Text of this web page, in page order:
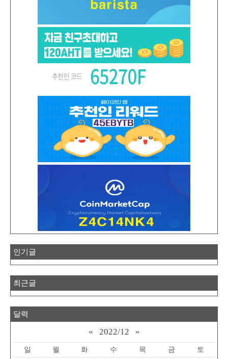
인기글
최근글
달력
« 2022/12 »
일 월 화 수 목 금 토